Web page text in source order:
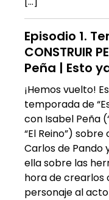
Episodio 1.
CONSTRUIR
Peña | Esto
¡Hemos vuelto!
temporada de
con Isabel Peña
“El Reino”)
Carlos de Pando
ella sobre las
hora de crearlos
personaje al